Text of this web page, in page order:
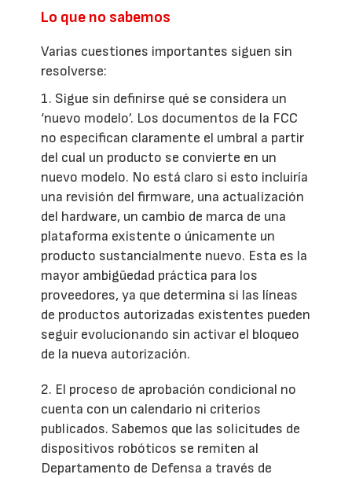
Lo que no sabemos
Varias cuestiones importantes siguen sin
resolverse:
1. Sigue sin definirse qué se considera un
‘nuevo modelo’. Los documentos de la FCC
no especifican claramente el umbral a partir
del cual un producto se convierte en un
nuevo modelo. No está claro si esto incluiría
una revisión del firmware, una actualización
del hardware, un cambio de marca de una
plataforma existente o únicamente un
producto sustancialmente nuevo. Esta es la
mayor ambigüedad práctica para los
proveedores, ya que determina si las líneas
de productos autorizadas existentes pueden
seguir evolucionando sin activar el bloqueo
de la nueva autorización.
2. El proceso de aprobación condicional no
cuenta con un calendario ni criterios
publicados. Sabemos que las solicitudes de
dispositivos robóticos se remiten al
Departamento de Defensa a través de